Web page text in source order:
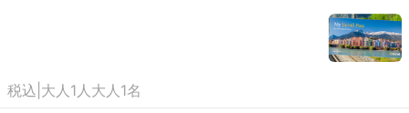
税込 大人1人 大人1名